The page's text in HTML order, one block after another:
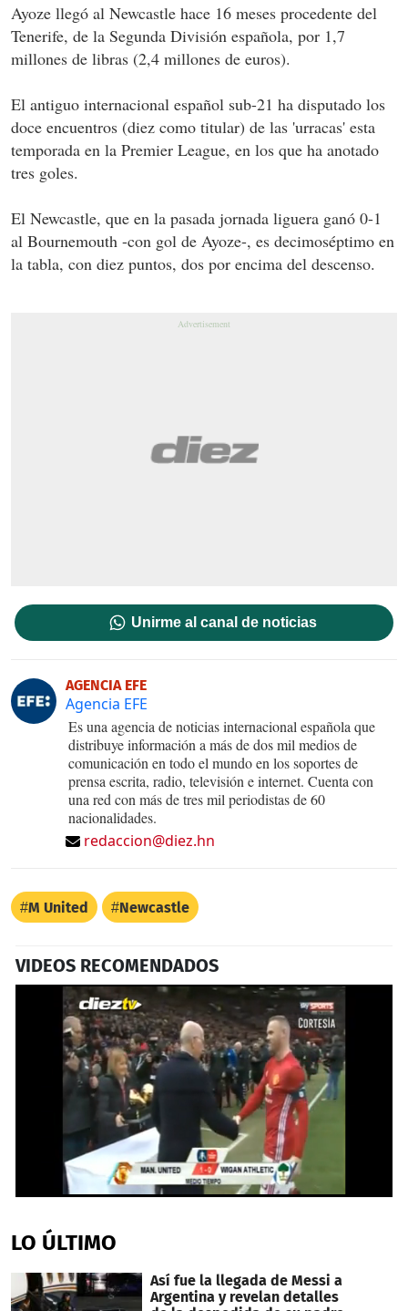
Ayoze llegó al Newcastle hace 16 meses procedente del
Tenerife, de la Segunda División española, por 1,7
millones de libras (2,4 millones de euros).
El antiguo internacional español sub-21 ha disputado los
doce encuentros (diez como titular) de las 'urracas' esta
temporada en la Premier League, en los que ha anotado
tres goles.
El Newcastle, que en la pasada jornada liguera ganó 0-1
al Bournemouth -con gol de Ayoze-, es decimoséptimo en
la tabla, con diez puntos, dos por encima del descenso.
Unirme al canal de noticias
AGENCIA EFE
Agencia EFE
Es una agencia de noticias internacional española que
distribuye información a más de dos mil medios de
comunicación en todo el mundo en los soportes de
prensa escrita, radio, televisión e internet. Cuenta con
una red con más de tres mil periodistas de 60
nacionalidades.
redaccion@diez.hn
M United Newcastle
VIDEOS RECOMENDADOS
of
13
LO ÚLTIMO
Así fue la llegada de Messi a
Argentina y revelan detalles